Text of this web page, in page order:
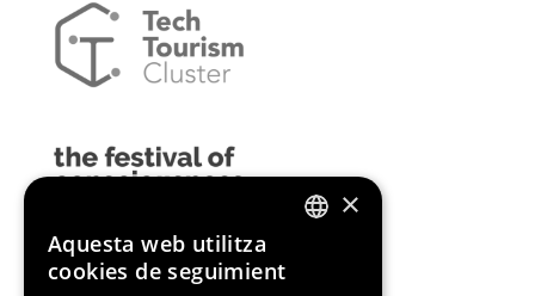
×
Aquesta web utilitza
cookies de seguimient